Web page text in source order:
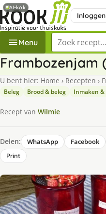
Inloggen
Menu Zoek een recept
Frambozenjam
U bent hier: Home › Recepten ›
Beleg Brood & beleg Inmaken
Recept van Wilmie
Delen: WhatsApp Facebook
Print
AI-kok